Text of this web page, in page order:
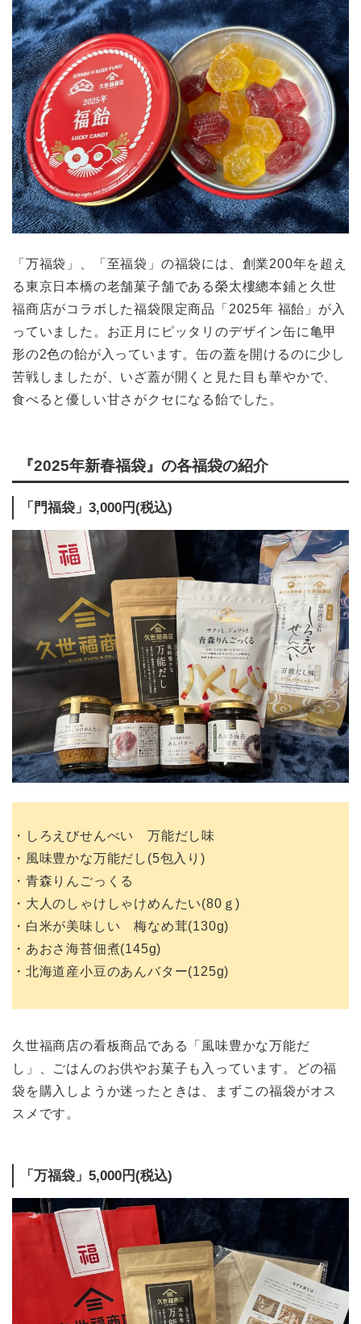
「万福袋」、「至福袋」の福袋には、創業200年を超え
る東京日本橋の老舗菓子舗である榮太樓總本鋪と久世
福商店がコラボした福袋限定商品「2025年 福飴」が入
っていました。お正月にピッタリのデザイン缶に亀甲
形の2色の飴が入っています。缶の蓋を開けるのに少し
苦戦しましたが、いざ蓋が開くと見た目も華やかで、
食べると優しい甘さがクセになる飴でした。
『2025年新春福袋』の各福袋の紹介
「門福袋」3,000円(税込)
・しろえびせんべい 万能だし味
・風味豊かな万能だし(5包入り)
・青森りんごっくる
・大人のしゃけしゃけめんたい(80ｇ)
・白米が美味しい 梅なめ茸(130g)
・あおさ海苔佃煮(145g)
・北海道産小豆のあんバター(125g)
久世福商店の看板商品である「風味豊かな万能だ
し」、ごはんのお供やお菓子も入っています。どの福
袋を購入しようか迷ったときは、まずこの福袋がオス
スメです。
「万福袋」5,000円(税込)